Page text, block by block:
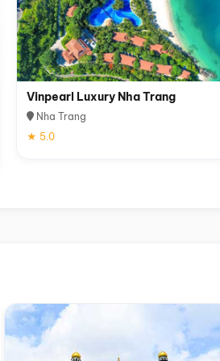
Vinpearl Luxury Nha Trang
Nha Trang
★ 5.0